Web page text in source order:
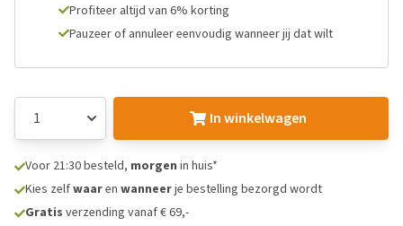
Profiteer altijd van 6% korting
Pauzeer of annuleer eenvoudig wanneer jij dat wilt
In winkelwagen
Voor 21:30 besteld, morgen in huis*
Kies zelfwaaren wanneerje bestelling bezorgd wordt
Gratis verzending vanaf € 69,-